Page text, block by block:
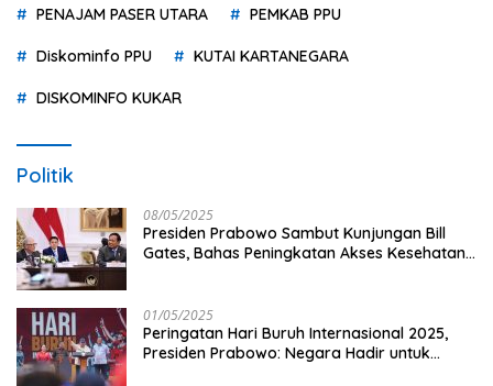
PENAJAM PASER UTARA PEMKAB PPU
Diskominfo PPU KUTAI KARTANEGARA
DISKOMINFO KUKAR
Politik
08/05/2025
Presiden Prabowo Sambut Kunjungan Bill
Gates, Bahas Peningkatan Akses Kesehatan
01/05/2025
Peringatan Hari Buruh Internasional 2025,
Presiden Prabowo: Negara Hadir untuk